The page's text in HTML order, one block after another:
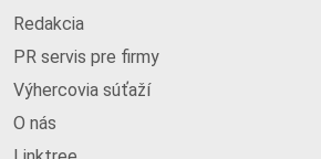
Redakcia
PR servis pre firmy
Výhercovia súťaží
O nás